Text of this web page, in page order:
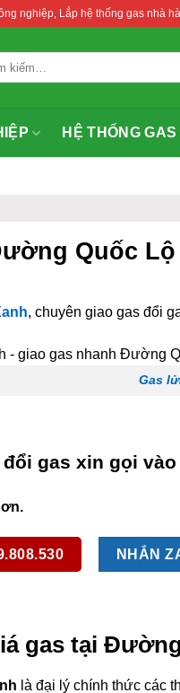
nghiệp, Lắp hệ thống gas nhà
HỆ THỐNG GAS
Quốc Lộ
, chuyên giao gas đổi
Gas
gas xin gọi
NHẮN
gas tại
là đại lý chính thức các